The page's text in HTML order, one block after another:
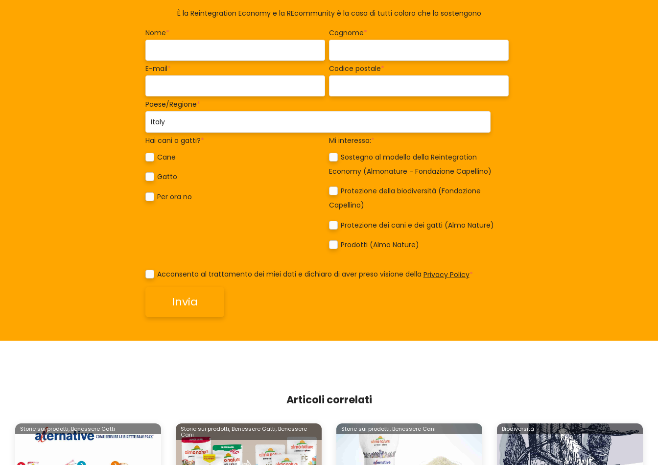
È la Reintegration Economy e la REcommunity è la casa di tutti coloro che la sostengono
Nome* Cognome*
E-mail* Codice postale*
Paese/Regione*
Hai cani o gatti?*
Cane
Gatto
Per ora no
Mi interessa:*
Sostegno al modello della Reintegration
Economy (Almonature - Fondazione Capellino)
Protezione della biodiversità (Fondazione
Capellino)
Protezione dei cani e dei gatti (Almo Nature)
Prodotti (Almo Nature)
Acconsento al trattamento dei miei dati e dichiaro di aver preso visione della Privacy Policy*
Articoli correlati
Storie sui prodotti, Benessere Gatti Storie sui prodotti, Benessere Gatti, Benessere
Cani
Storie sui prodotti, Benessere Cani Biodiversità